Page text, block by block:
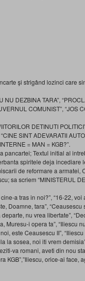
şi strigând lozinci care
NU DEZBINA TARA”,
COMUNIST”, “JOS
DETINUTI
SINT ADEVARATII
= MAN = KGB?”.
Textul initial al
spiritele deja
de reformare a armatei,
sa scriem “MINISTERUL
a tras in noi?”, “16-22, voi
Doamne, tara”,
nu vrea libertate”,
Muresu-i opera ta”, “Iliescu
este Ceausescu II”,
la sosea, noi iti vrem
va romani, aveti din nou
KGB”,”Iliescu, orice-ai face,